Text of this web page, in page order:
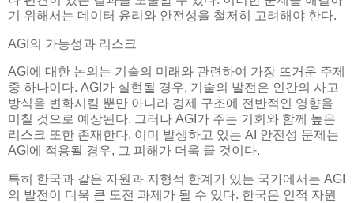
기 위해서는 데이터 윤리와 안전성을 철저히 고려해야 한다.
AGI의 가능성과 리스크
AGI에 대한 논의는 기술의 미래와 관련하여 가장 뜨거운 주제
중 하나이다. AGI가 실현될 경우, 기술의 발전은 인간의 사고
방식을 변화시킬 뿐만 아니라 경제 구조에 전반적인 영향을
미칠 것으로 예상된다. 그러나 AGI가 주는 기회와 함께 높은
리스크 또한 존재한다. 이미 발생하고 있는 AI 안전성 문제는
AGI에 적용될 경우, 그 피해가 더욱 클 것이다.
특히 한국과 같은 자원과 지형적 한계가 있는 국가에서는 AGI
의 발전이 더욱 큰 도전 과제가 될 수 있다. 한국은 인적 자원